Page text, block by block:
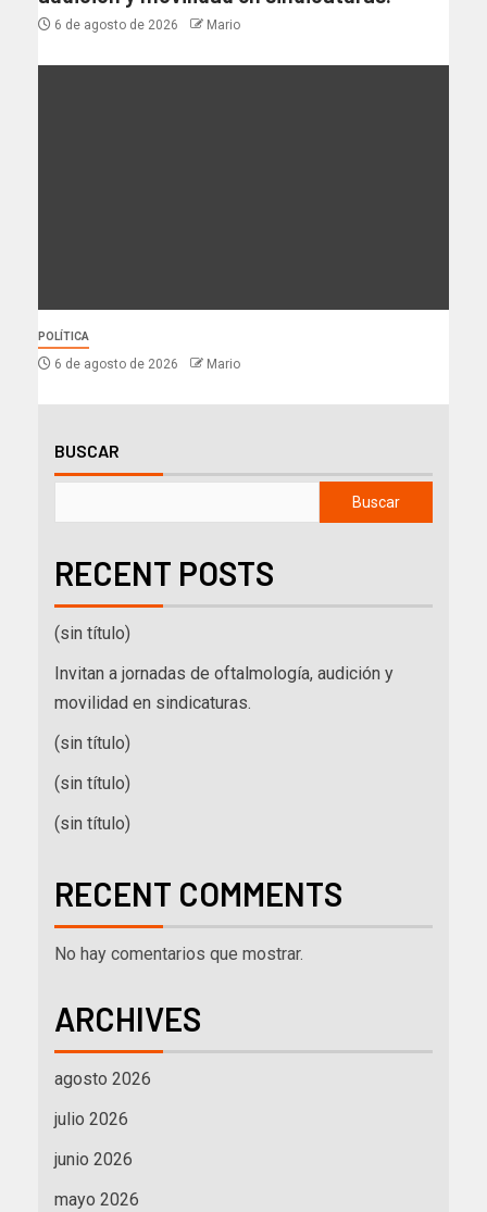
6 de agosto de 2026 Mario
POLÍTICA
6 de agosto de 2026 Mario
BUSCAR
Buscar
RECENT POSTS
(sin título)
Invitan a jornadas de oftalmología, audición y
movilidad en sindicaturas.
(sin título)
(sin título)
(sin título)
RECENT COMMENTS
No hay comentarios que mostrar.
ARCHIVES
agosto 2026
julio 2026
junio 2026
mayo 2026